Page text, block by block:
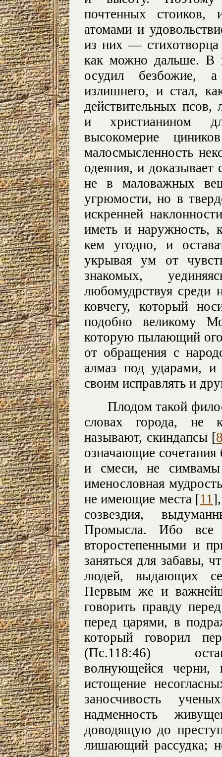
почтенных
атомами и
из них —
как можно дальше. В
осудил безбожие,
излишнего, и стал,
действительных
и христианином
высокомерие
малосмысленность
одеяния, и доказывает
не в маловажных
угрюмости, но в
искренней
иметь и наружность,
кем угодно, и
укрывая ум от
знакомых,
любомудрствуя среди
ковчегу, который
подобно великому
которую пылающий
от обращения с
алмаз под ударами,
своим исправлять и
Плодом такой
словах города, не
называют, скиндапсы [
означающие сочетания
и смеси, не
именословная
не имеющие места [11
созвездия,
Промысла. Ибо все
второстепенными и
заняться для забавы,
людей, выдающих
Первым же и
говорить правду
перед царями, в
который говорил
(Пс.118:46)
волнующейся черни,
истощение
заносчивость
надменность
доводящую до
лишающий рассудка;